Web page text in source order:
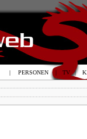
| PERSONEN | TV |